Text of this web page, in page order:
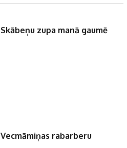
Skābeņu zupa manā gaumē
Vecmāmiņas rabarberu